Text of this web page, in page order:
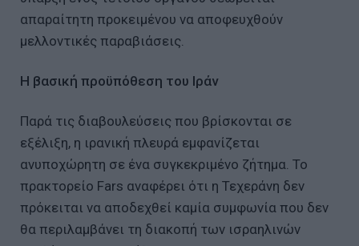
απαραίτητη προκειμένου να αποφευχθούν
μελλοντικές παραβιάσεις.
Η βασική προϋπόθεση του Ιράν
Παρά τις διαβουλεύσεις που βρίσκονται σε
εξέλιξη, η ιρανική πλευρά εμφανίζεται
ανυποχώρητη σε ένα συγκεκριμένο ζήτημα. Το
πρακτορείο Fars αναφέρει ότι η Τεχεράνη δεν
πρόκειται να αποδεχθεί καμία συμφωνία που δεν
θα περιλαμβάνει τη διακοπή των ισραηλινών